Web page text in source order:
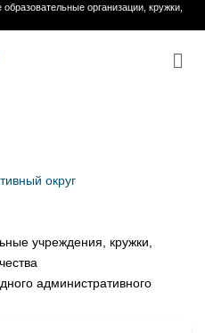
организации, кружки,
округ
учреждения, кружки,
административного